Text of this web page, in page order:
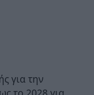
για την